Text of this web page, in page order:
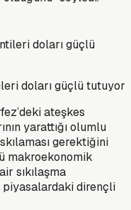
doları güçlü tutuyor
ateşkes
yarattığı olumlu
gerektiğini
makroekonomik
sıkılaşma
piyasalardaki dirençli